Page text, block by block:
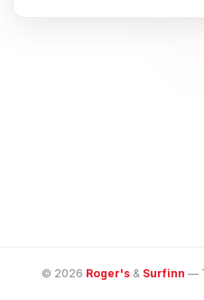
© 2026 Roger's & Surfinn —